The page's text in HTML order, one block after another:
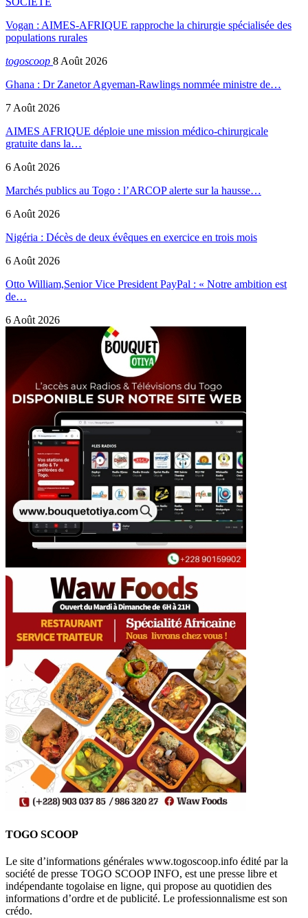
Vogan : AIMES-AFRIQUE rapproche la chirurgie spécialisée des
populations rurales
togoscoop 8 Août 2026
Ghana : Dr Zanetor Agyeman-Rawlings nommée ministre de…
7 Août 2026
AIMES AFRIQUE déploie une mission médico-chirurgicale
gratuite dans la…
6 Août 2026
Marchés publics au Togo : l’ARCOP alerte sur la hausse…
6 Août 2026
Nigéria : Décès de deux évêques en exercice en trois mois
6 Août 2026
Otto William,Senior Vice President PayPal : « Notre ambition est
de…
6 Août 2026
TOGO SCOOP
Le site d’informations générales www.togoscoop.info édité par la
société de presse TOGO SCOOP INFO, est une presse libre et
indépendante togolaise en ligne, qui propose au quotidien des
informations d’ordre et de publicité. Le professionnalisme est son
crédo.